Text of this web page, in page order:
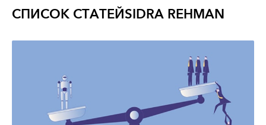
СПИСОК СТАТЕЙSIDRA REHMAN